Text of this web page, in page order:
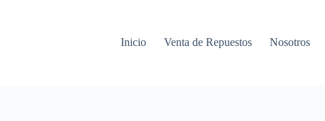
Inicio
Venta de Repuestos Nosotros